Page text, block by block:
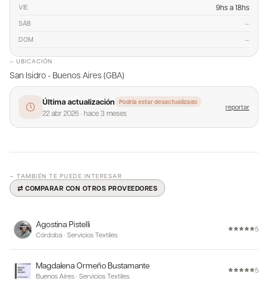
VIE 9hs a 18hs
SÁB —
DOM —
— UBICACIÓN
San Isidro - Buenos Aires (GBA)
Última actualización Podría estar desactualizado
22 abr 2026·hace 3 meses
reportar
— TAMBIÉN TE PUEDE INTERESAR
⇄ COMPARAR CON OTROS PROVEEDORES
Agostina Pistelli
Córdoba · Servicios Textiles
5
Magdalena Ormeño Bustamante
Buenos Aires · Servicios Textiles
5